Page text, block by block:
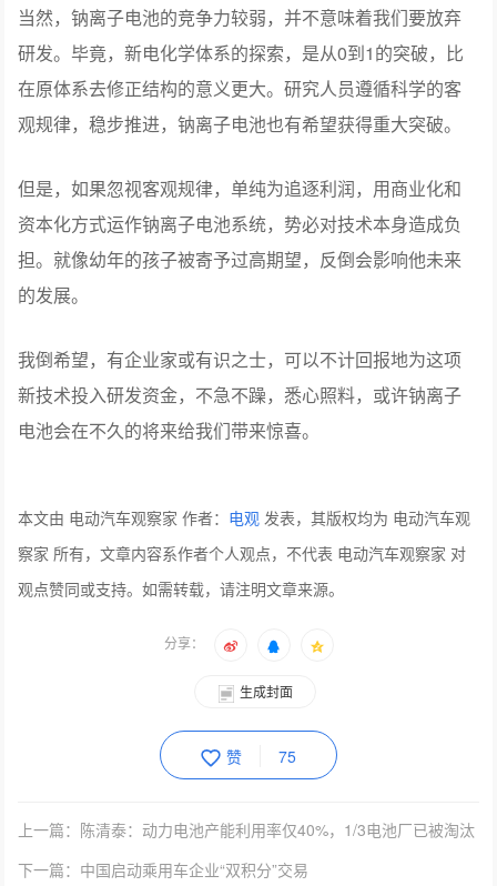
当然，钠离子电池的竞争力较弱，并不意味着我们要放弃
研发。毕竟，新电化学体系的探索，是从0到1的突破，比
在原体系去修正结构的意义更大。研究人员遵循科学的客
观规律，稳步推进，钠离子电池也有希望获得重大突破。
但是，如果忽视客观规律，单纯为追逐利润，用商业化和
资本化方式运作钠离子电池系统，势必对技术本身造成负
担。就像幼年的孩子被寄予过高期望，反倒会影响他未来
的发展。
我倒希望，有企业家或有识之士，可以不计回报地为这项
新技术投入研发资金，不急不躁，悉心照料，或许钠离子
电池会在不久的将来给我们带来惊喜。
本文由 电动汽车观察家 作者： 电观 发表，其版权均为 电动汽车观
察家 所有，文章内容系作者个人观点，不代表 电动汽车观察家 对
观点赞同或支持。如需转载，请注明文章来源。
分享：
生成封面
赞 75
上一篇：陈清泰：动力电池产能利用率仅40%，1/3电池厂已被淘汰
下一篇：中国启动乘用车企业“双积分”交易